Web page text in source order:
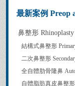
最新案例 Preop
鼻整形 Rhinoplasty
結構式鼻整形
二次鼻整形